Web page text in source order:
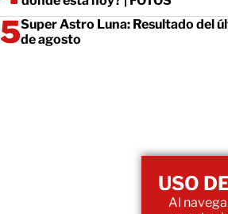
Super Astro Luna: Resultado del
de agosto
USO
Al